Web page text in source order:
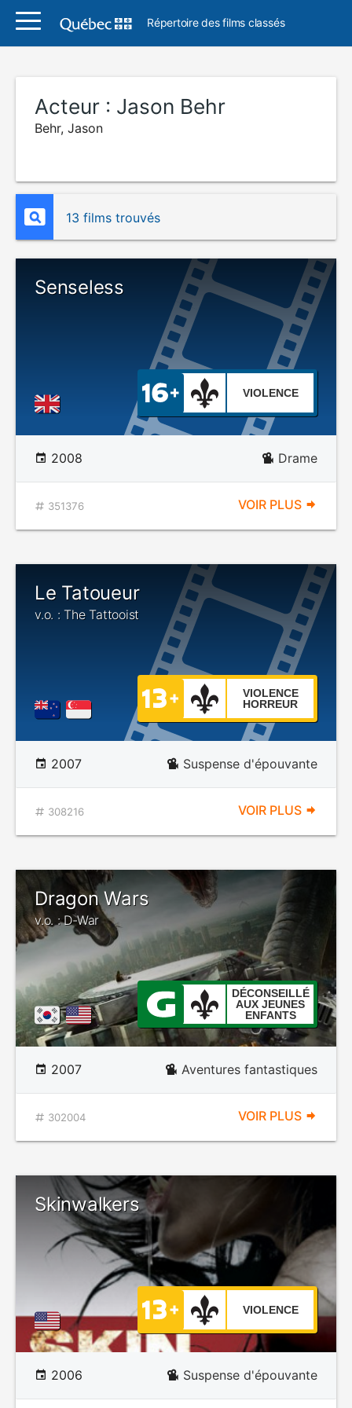
Répertoire des films classés
Acteur : Jason Behr
Behr, Jason
13 films trouvés
Senseless
VIOLENCE
2008 Drame
351376 VOIR PLUS
Le Tatoueur
v.o. : The Tattooist
VIOLENCE
HORREUR
2007 Suspense d'épouvante
308216 VOIR PLUS
Dragon Wars
v.o. : D-War
DÉCONSEILLÉ
AUX JEUNES
ENFANTS
2007 Aventures fantastiques
302004 VOIR PLUS
Skinwalkers
VIOLENCE
2006 Suspense d'épouvante